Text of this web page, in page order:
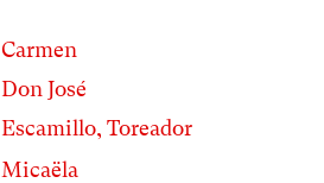
Carmen
Don José
Escamillo, Toreador
Micaëla